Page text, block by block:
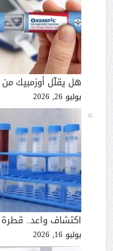
هل يقلّل أوزمبيك من
يوليو 26, 2026
اكتشاف واعد..
يوليو 16, 2026